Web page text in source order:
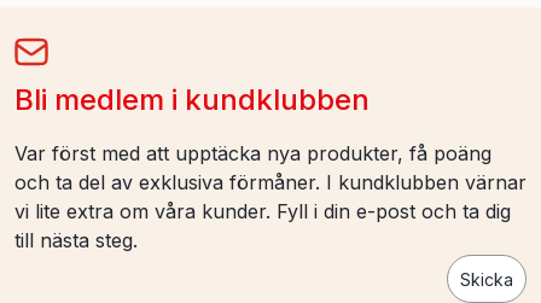
Bli medlem i kundklubben
Var först med att upptäcka nya produkter, få poäng
och ta del av exklusiva förmåner. I kundklubben värnar
vi lite extra om våra kunder. Fyll i din e-post och ta dig
till nästa steg.
Skicka